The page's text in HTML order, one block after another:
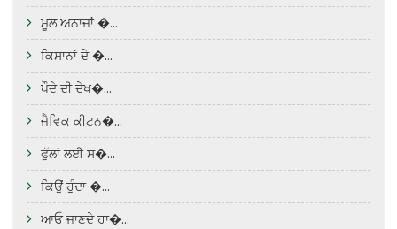
ਮੂਲ ਅਨਾਜਾਂ �...
ਕਿਸਾਨਾਂ ਦੇ �...
ਪੌਦੇ ਦੀ ਦੇਖ�...
ਜੈਵਿਕ ਕੀਟਨ�...
ਫੁੱਲਾਂ ਲਈ ਸ�...
ਕਿਉਂ ਹੁੰਦਾ �...
ਆਓ ਜਾਣਦੇ ਹਾ�...